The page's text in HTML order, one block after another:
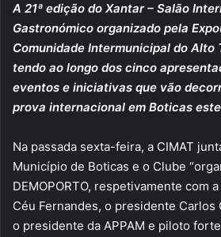
A 21ª edição do Xantar – Salão
Gastronómico organizado pela
Comunidade Intermunicipal do Alto
tendo ao longo dos cinco
eventos e iniciativas que vão
prova internacional em Boticas
Na passada sexta-feira, a CIMAT
Município de Boticas e o Clube
DEMOPORTO, respetivamente com
Céu Fernandes, o presidente Carlos
o presidente da APPAM e piloto